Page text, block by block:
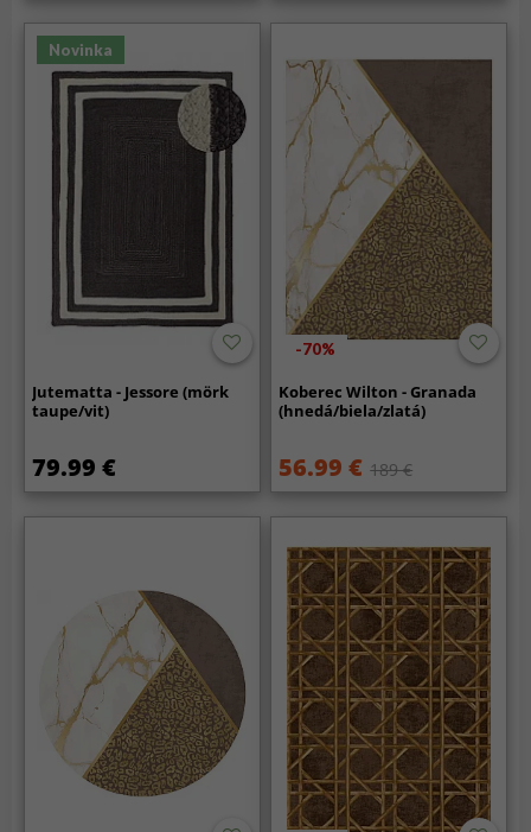
Novinka
Jutematta - Jessore (mörk
taupe/vit)
79.99 €
-70%
Koberec Wilton - Granada
(hnedá/biela/zlatá)
56.99 € 189 €